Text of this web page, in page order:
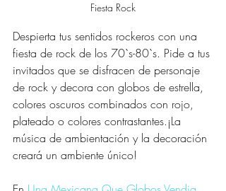
Fiesta Rock
Despierta tus sentidos rockeros con una
fiesta de rock de los 70`s-80`s. Pide a tus
invitados que se disfracen de personaje
de rock y decora con globos de estrella,
colores oscuros combinados con rojo,
plateado o colores contrastantes.¡La
música de ambientación y la decoración
creará un ambiente único!